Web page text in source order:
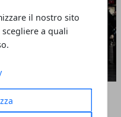
il nostro sito
a quali